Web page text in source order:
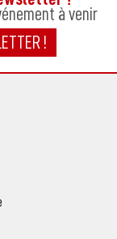
à venir
!